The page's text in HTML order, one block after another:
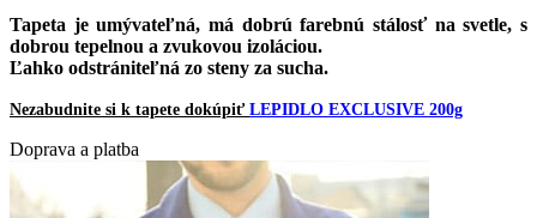
Tapeta je umývateľná, má dobrú farebnú stálosť na svetle, s
dobrou tepelnou a zvukovou izoláciou.
Ľahko odstrániteľná zo steny za sucha.
Nezabudnite si k tapete dokúpiť LEPIDLO EXCLUSIVE 200g
Doprava a platba